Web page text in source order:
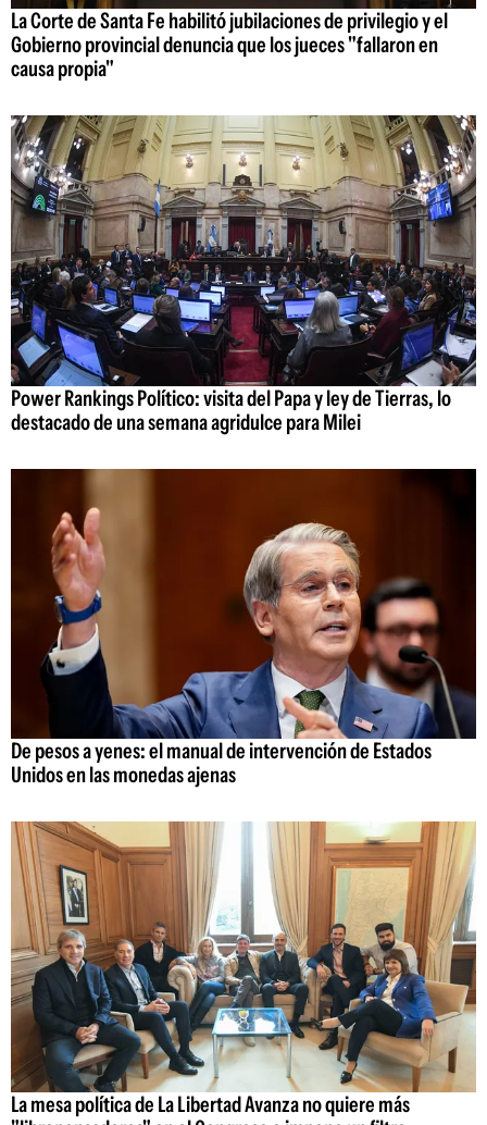
La Corte de Santa Fe habilitó jubilaciones de privilegio y el
Gobierno provincial denuncia que los jueces "fallaron en
causa propia"
Power Rankings Político: visita del Papa y ley de Tierras, lo
destacado de una semana agridulce para Milei
De pesos a yenes: el manual de intervención de Estados
Unidos en las monedas ajenas
La mesa política de La Libertad Avanza no quiere más